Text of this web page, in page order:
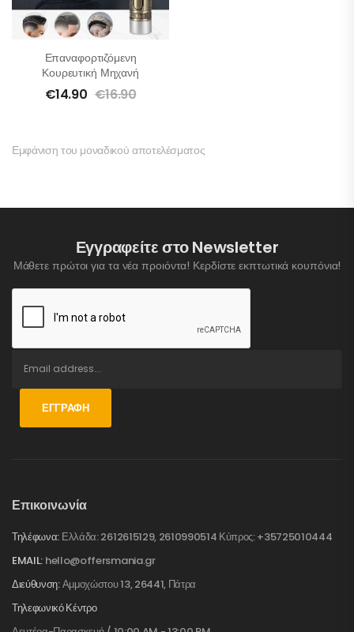
Επαναφορτιζόμενη
Κουρευτική Μηχανή
€14.90 €16.90
Εμφάνιση του μοναδικού αποτελέσματος
Εγγραφείτε στο Newsletter
Μάθετε πρώτοι για τα νέα προιόντα! Κερδίστε εκπτωτικά κουπόνια!
ΕΓΓΡΑΦΉ
Επικοινωνία
Τηλέφωνα: Ελλάδα: 2612615129, 2610990514 Κύπρος: +35725010444
EMAIL: hello@offersmania.gr
Διεύθυνση:Αμμοχώστου 13, 26441, Πάτρα
Τηλεφωνικό Κέντρο